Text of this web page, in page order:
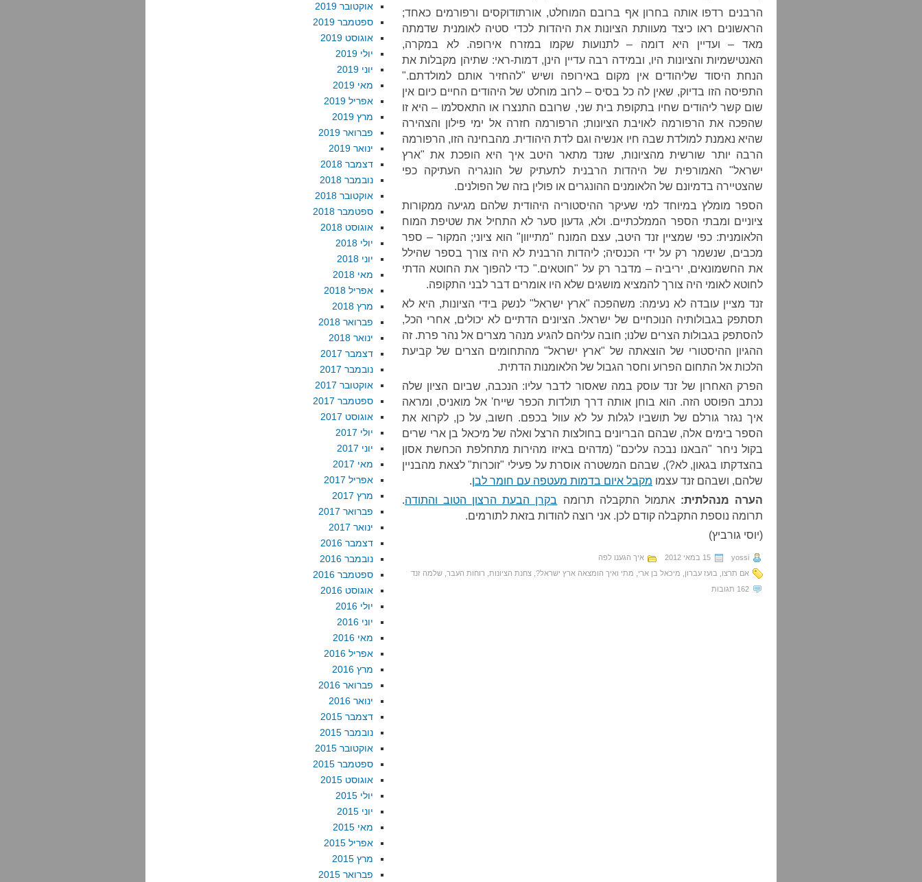
הרבנים רדפו אותה בחרון אף ברובם המוחלט, אורתודוקסים ורפורמים כאחד;
הראשונים ראו כיצד מעוותת הציונות את היהדות לכדי סטיה לאומנית שדמתה
מאד – ועדיין היא דומה – לתנועות שקמו במזרח אירופה. לא במקרה,
האנטישמיות והציונות היו, ובמידה רבה עדיין הינן, דמות-ראי: שתיהן מקבלות את
הנחת היסוד שליהודים אין מקום באירופה ושיש "להחזיר אותם למולדתם."
התפיסה הזו בדיוק, שאין לה כל בסיס – לרוב מוחלט של היהודים החיים כיום אין
שום קשר ליהודים שחיו בתקופת בית שני, שרובם התנצרו או התאסלמו – היא זו
שהפכה את הרפורמה לאויבת הציונות; הרפורמה חזרה אל ימי פילון והצהירה
שהיא נאמנת למולדת שבה חיו אנשיה וגם לדת היהודית. מהבחינה הזו, הרפורמה
הרבה יותר שורשית מהציונות, שזנד מתאר היטב איך היא הופכת את "ארץ
ישראל" האמורפית של היהדות הרבנית לתעתיק של הונגריה העתיקה כפי
שהצטיירה בדמיונם של הלאומנים ההונגרים או פולין בזה של הפולנים.
הספר מומלץ במיוחד למי שעיקר ההיסטוריה היהודית שלהם מגיעה ממקורות
ציוניים ומבתי הספר הממלכתיים. ולא, גדעון סער לא התחיל את שטיפת המוח
הלאומנית: כפי שמציין זנד היטב, עצם המונח "מתייוון" הוא ציוני; המקור – ספר
מכבים, שנשמר רק על ידי הכנסיה; ליהדות הרבנית לא היה צורך בספר שהילל
את החשמונאים, יריביה – מדבר רק על "חוטאים." כדי להפוך את החוטא הדתי
לחוטא לאומי היה צורך להמציא מושגים שלא היו אומרים דבר לבני התקופה.
זנד מציין עובדה לא נעימה: משהפכה "ארץ ישראל" לנשק בידי הציונות, היא לא
תסתפק בגבולותיה הנוכחיים של ישראל. הציונים הדתיים לא יכולים, אחרי הכל,
להסתפק בגבולות הצרים שלנו; חובה עליהם להגיע מנהר מצרים אל נהר פרת. זה
ההגיון ההיסטורי של הוצאתה של "ארץ ישראל" מהתחומים הצרים של קביעת
הלכות אל התחום הפרוע וחסר הגבול של הלאומנות הדתית.
הפרק האחרון של זנד עוסק במה שאסור לדבר עליו: הנכבה, שביום הציון שלה
נכתב הפוסט הזה. הוא בוחן אותה דרך תולדות הכפר שייח' אל מואניס, ומראה
איך נגזר גורלם של תושביו לגלות על לא עוול בכפם. חשוב, על כן, לקרוא את
הספר בימים אלה, שבהם הבריונים בחולצות הרצל ואלה של מיכאל בן ארי שרים
בקול ניחר "הבאנו נבכה עליכם" (מדהים באיזו מהירות מתחלפת הכחשת אסון
בהצדקתו בגאון, לא?), שבהם המשטרה אוסרת על פעילי "זוכרות" לצאת מהבניין
שלהם, ושבהם זנד עצמו מקבל איום בדמות מעטפה עם חומר לבן.
הערה מנהלתית: אתמול התקבלה תרומה בקרן הבעת הרצון הטוב והתודה.
תרומה נוספת התקבלה קודם לכן. אני רוצה להודות בזאת לתורמים.
(יוסי גורביץ)
yossi 15 במאי 2012
איך הגענו לפה
אם תרצו
בועז עברון מיכאל בן ארי מתי ואיך הומצאה ארץ ישראל? צחנת הציונות רוחות העבר שלמה זנד
162 תגובות
אוקטובר 2019
ספטמבר 2019
אוגוסט 2019
יולי 2019
יוני 2019
מאי 2019
אפריל 2019
מרץ 2019
פברואר 2019
ינואר 2019
דצמבר 2018
נובמבר 2018
אוקטובר 2018
ספטמבר 2018
אוגוסט 2018
יולי 2018
יוני 2018
מאי 2018
אפריל 2018
מרץ 2018
פברואר 2018
ינואר 2018
דצמבר 2017
נובמבר 2017
אוקטובר 2017
ספטמבר 2017
אוגוסט 2017
יולי 2017
יוני 2017
מאי 2017
אפריל 2017
מרץ 2017
פברואר 2017
ינואר 2017
דצמבר 2016
נובמבר 2016
ספטמבר 2016
אוגוסט 2016
יולי 2016
יוני 2016
מאי 2016
אפריל 2016
מרץ 2016
פברואר 2016
ינואר 2016
דצמבר 2015
נובמבר 2015
אוקטובר 2015
ספטמבר 2015
אוגוסט 2015
יולי 2015
יוני 2015
מאי 2015
אפריל 2015
מרץ 2015
פברואר 2015